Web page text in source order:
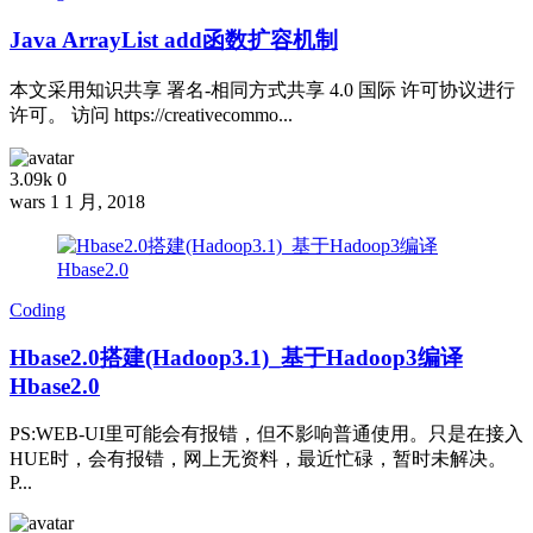
Java ArrayList add函数扩容机制
本文采用知识共享 署名-相同方式共享 4.0 国际 许可协议进行
许可。 访问 https://creativecommo...
3.09k 0
wars 1 1 月, 2018
Coding
Hbase2.0搭建(Hadoop3.1)_基于Hadoop3编译
Hbase2.0
PS:WEB-UI里可能会有报错，但不影响普通使用。只是在接入
HUE时，会有报错，网上无资料，最近忙碌，暂时未解决。
P...